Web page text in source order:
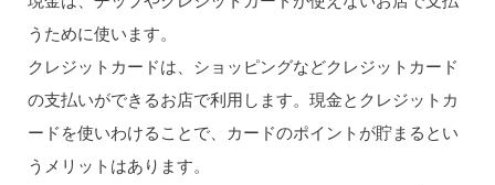
うために使います。
クレジットカードは、ショッピングなどクレジットカード
の支払いができるお店で利用します。現金とクレジットカ
ードを使いわけることで、カードのポイントが貯まるとい
うメリットはあります。